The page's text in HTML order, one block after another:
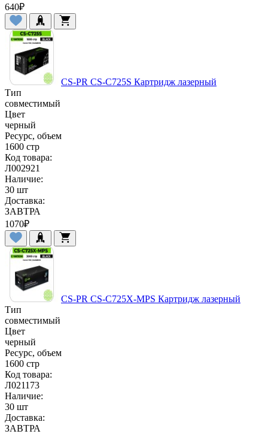
640₽
CS-PR CS-C725S Картридж лазерный
Тип
совместимый
Цвет
черный
Ресурс, объем
1600 стр
Код товара:
Л002921
Наличие:
30 шт
Доставка:
ЗАВТРА
1070₽
CS-PR CS-C725X-MPS Картридж лазерный
Тип
совместимый
Цвет
черный
Ресурс, объем
1600 стр
Код товара:
Л021173
Наличие:
30 шт
Доставка:
ЗАВТРА